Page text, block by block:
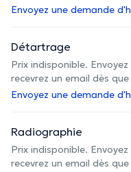
Envoyez une demande
Détartrage
Prix indisponible.
recevrez un email dès
Envoyez une demande
Radiographie
Prix indisponible.
recevrez un email dès